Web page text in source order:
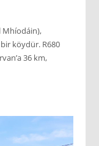
Mhíodáin),
köydür. R680
36 km,